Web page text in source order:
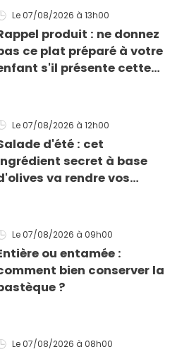
Le 07/08/2026 à 13h00
produit : ne donnez
ce plat préparé à votre
s'il présente cette
Le 07/08/2026 à 12h00
d'été : cet
secret à base
va rendre vos
Le 07/08/2026 à 09h00
ou entamée :
bien conserver la
?
Le 07/08/2026 à 08h00